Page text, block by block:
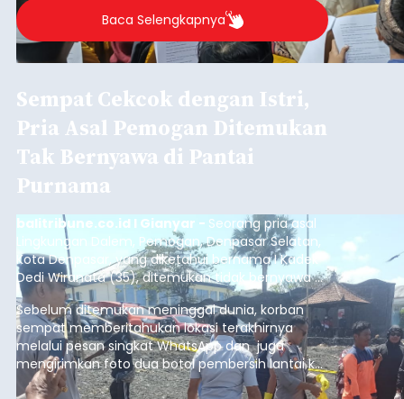
2026.
Baca Selengkapnya
Sempat Cekcok dengan Istri,
Pria Asal Pemogan Ditemukan
Tak Bernyawa di Pantai
Purnama
balitribune.co.id I Gianyar - Seorang pria asal
Lingkungan Dalem, Pemogan, Denpasar Selatan,
Kota Denpasar, yang diketahui bernama I Kadek
Dedi Wiranata (35), ditemukan tidak bernyawa di
pesisir Pantai Purnama, Sukawati.
Sebelum ditemukan meninggal dunia, korban
sempat memberitahukan lokasi terakhirnya
melalui pesan singkat WhatsApp dan juga
mengirimkan foto dua botol pembersih lantai ke
istrinya.